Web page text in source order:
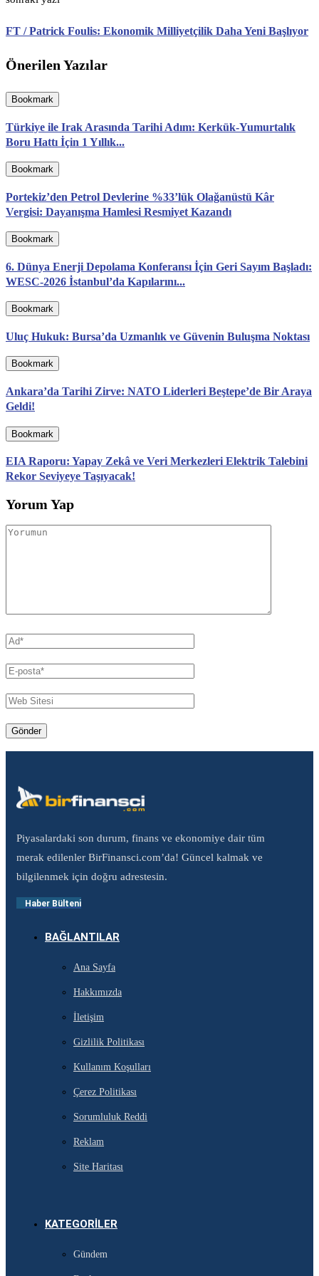
FT / Patrick Foulis: Ekonomik Milliyetçilik Daha Yeni Başlıyor
Önerilen Yazılar
Bookmark
Türkiye ile Irak Arasında Tarihi Adım: Kerkük-Yumurtalık
Boru Hattı İçin 1 Yıllık...
Bookmark
Portekiz’den Petrol Devlerine %33’lük Olağanüstü Kâr
Vergisi: Dayanışma Hamlesi Resmiyet Kazandı
Bookmark
6. Dünya Enerji Depolama Konferansı İçin Geri Sayım Başladı:
WESC-2026 İstanbul’da Kapılarını...
Bookmark
Uluç Hukuk: Bursa’da Uzmanlık ve Güvenin Buluşma Noktası
Bookmark
Ankara’da Tarihi Zirve: NATO Liderleri Beştepe’de Bir Araya
Geldi!
Bookmark
EIA Raporu: Yapay Zekâ ve Veri Merkezleri Elektrik Talebini
Rekor Seviyeye Taşıyacak!
Yorum Yap
Piyasalardaki son durum, finans ve ekonomiye dair tüm
merak edilenler BirFinansci.com’da! Güncel kalmak ve
bilgilenmek için doğru adrestesin.
Haber Bülteni
BAĞLANTILAR
Ana Sayfa
Hakkımızda
İletişim
Gizlilik Politikası
Kullanım Koşulları
Çerez Politikası
Sorumluluk Reddi
Reklam
Site Haritası
KATEGORILER
Gündem